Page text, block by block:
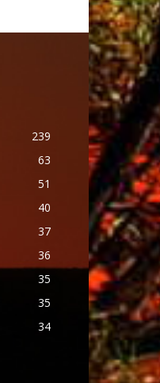
239
63
51
40
37
36
35
35
34